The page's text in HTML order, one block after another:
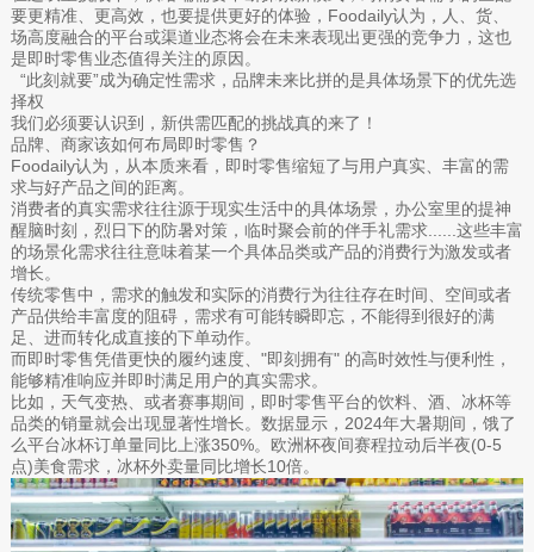
要更精准、更高效，也要提供更好的体验，Foodaily认为，人、货、
场高度融合的平台或渠道业态将会在未来表现出更强的竞争力，这也
是即时零售业态值得关注的原因。
“此刻就要”成为确定性需求，品牌未来比拼的是具体场景下的优先选
择权
我们必须要认识到，新供需匹配的挑战真的来了！
品牌、商家该如何布局即时零售？
Foodaily认为，从本质来看，即时零售缩短了与用户真实、丰富的需
求与好产品之间的距离。
消费者的真实需求往往源于现实生活中的具体场景，办公室里的提神
醒脑时刻，烈日下的防暑对策，临时聚会前的伴手礼需求......这些丰富
的场景化需求往往意味着某一个具体品类或产品的消费行为激发或者
增长。
传统零售中，需求的触发和实际的消费行为往往存在时间、空间或者
产品供给丰富度的阻碍，需求有可能转瞬即忘，不能得到很好的满
足、进而转化成直接的下单动作。
而即时零售凭借更快的履约速度、"即刻拥有" 的高时效性与便利性，
能够精准响应并即时满足用户的真实需求。
比如，天气变热、或者赛事期间，即时零售平台的饮料、酒、冰杯等
品类的销量就会出现显著性增长。数据显示，2024年大暑期间，饿了
么平台冰杯订单量同比上涨350%。欧洲杯夜间赛程拉动后半夜(0-5
点)美食需求，冰杯外卖量同比增长10倍。